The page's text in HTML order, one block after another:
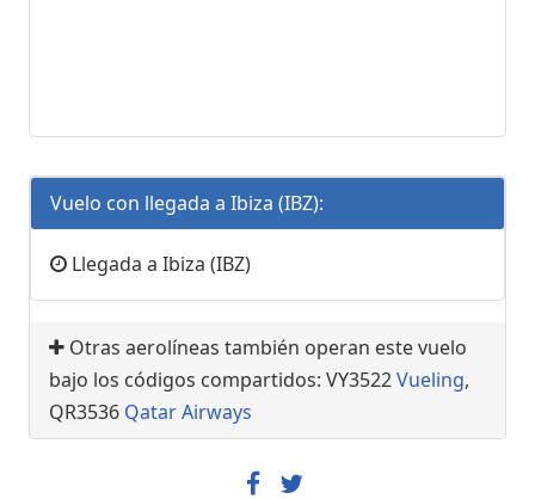
Vuelo con llegada a Ibiza (IBZ):
Llegada a Ibiza (IBZ)
Otras aerolíneas también operan este vuelo
bajo los códigos compartidos: VY3522Vueling,
QR3536 Qatar Airways